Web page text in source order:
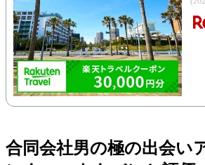
合同会社男の極の出会い